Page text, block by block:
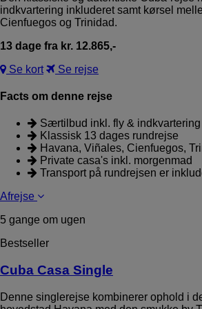
indkvartering inkluderet samt kørsel
Cienfuegos og Trinidad.
13 dage fra kr. 12.865,-
Se kort
Se rejse
Facts om denne rejse
Særtilbud inkl. fly & indkvartering
Klassisk 13 dages rundrejse
Havana, Viñales, Cienfuegos,
Private casa's inkl. morgenmad
Transport på rundrejsen er
Afrejse
5 gange om ugen
Bestseller
Cuba Casa Single
Denne singlerejse kombinerer ophold i